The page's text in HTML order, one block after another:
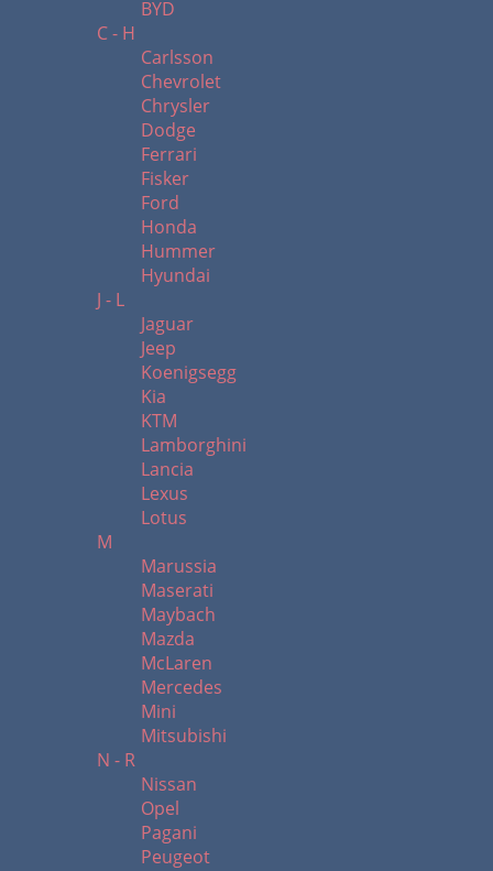
BYD
C - H
Carlsson
Chevrolet
Chrysler
Dodge
Ferrari
Fisker
Ford
Honda
Hummer
Hyundai
J - L
Jaguar
Jeep
Koenigsegg
Kia
KTM
Lamborghini
Lancia
Lexus
Lotus
M
Marussia
Maserati
Maybach
Mazda
McLaren
Mercedes
Mini
Mitsubishi
N - R
Nissan
Opel
Pagani
Peugeot